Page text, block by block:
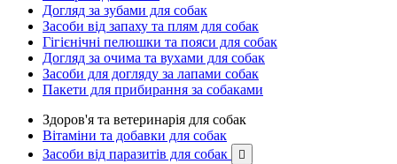
Догляд за зубами для собак
Засоби від запаху та плям для собак
Гігієнічні пелюшки та пояси для собак
Догляд за очима та вухами для собак
Засоби для догляду за лапами собак
Пакети для прибирання за собаками
Здоров'я та ветеринарія для собак
Вітаміни та добавки для собак
Засоби від паразитів для собак
